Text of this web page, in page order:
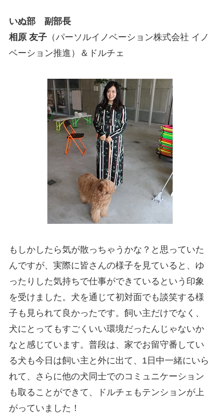
いぬ部 副部長
相原 友子（パーソルイノベーション株式会社 イノ
ベーション推進）＆ドルチェ
もしかしたら気が散っちゃうかな？と思っていた
んですが、実際に皆さんの様子を見ていると、ゆ
ったりした気持ちで仕事ができているという印象
を受けました。犬を通じて初対面でも談笑する様
子も見られて良かったです。飼い主だけでなく、
犬にとってもすごくいい環境だったんじゃないか
なと感じています。普段は、家でお留守番してい
る犬も今日は飼い主と外に出て、1日中一緒にいら
れて、さらに他の犬同士でのコミュニケーション
も取ることができて、ドルチェもテンションが上
がっていました！